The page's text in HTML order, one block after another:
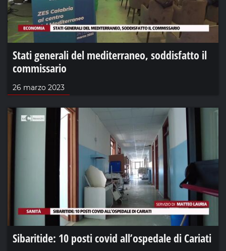
Stati generali del mediterraneo, soddisfatto il
commissario
26 marzo 2023
Sibaritide: 10 posti covid all’ospedale di Cariati